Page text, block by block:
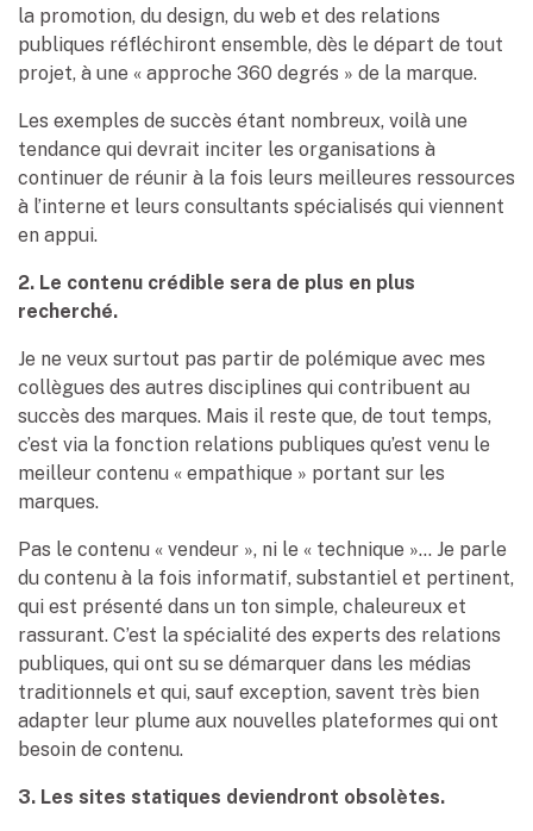
la promotion, du design, du web et des relations
publiques réfléchiront ensemble, dès le départ de tout
projet, à une « approche 360 degrés » de la marque.
Les exemples de succès étant nombreux, voilà une
tendance qui devrait inciter les organisations à
continuer de réunir à la fois leurs meilleures ressources
à l’interne et leurs consultants spécialisés qui viennent
en appui.
2. Le contenu crédible sera de plus en plus
recherché.
Je ne veux surtout pas partir de polémique avec mes
collègues des autres disciplines qui contribuent au
succès des marques. Mais il reste que, de tout temps,
c’est via la fonction relations publiques qu’est venu le
meilleur contenu « empathique » portant sur les
marques.
Pas le contenu « vendeur », ni le « technique »… Je parle
du contenu à la fois informatif, substantiel et pertinent,
qui est présenté dans un ton simple, chaleureux et
rassurant. C’est la spécialité des experts des relations
publiques, qui ont su se démarquer dans les médias
traditionnels et qui, sauf exception, savent très bien
adapter leur plume aux nouvelles plateformes qui ont
besoin de contenu.
3. Les sites statiques deviendront obsolètes.